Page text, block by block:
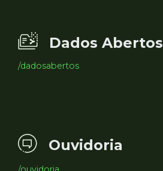
Dados Abertos
/dadosabertos
Ouvidoria